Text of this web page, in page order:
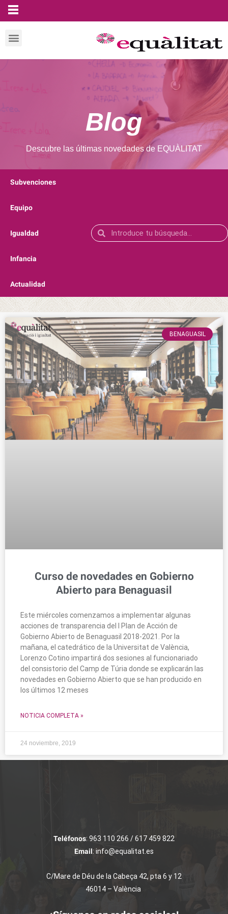
Blog
Descubre las últimas novedades de EQUÀLITAT
Subvenciones
Equipo
Igualdad
Infancia
Actualidad
BENAGUASIL
Curso de novedades en Gobierno
Abierto para Benaguasil
Este miércoles comenzamos a implementar algunas
acciones de transparencia del I Plan de Acción de
Gobierno Abierto de Benaguasil 2018-2021. Por la
mañana, el catedrático de la Universitat de València,
Lorenzo Cotino impartirá dos sesiones al funcionariado
del consistorio del Camp de Túria donde se explicarán las
novedades en Gobierno Abierto que se han producido en
los últimos 12 meses
NOTICIA COMPLETA »
24 noviembre, 2019
Teléfonos: 963 110 266 / 617 459 822
Email: info@equalitat.es
C/Mare de Déu de la Cabeça 42, pta 6 y 12
46014 – València